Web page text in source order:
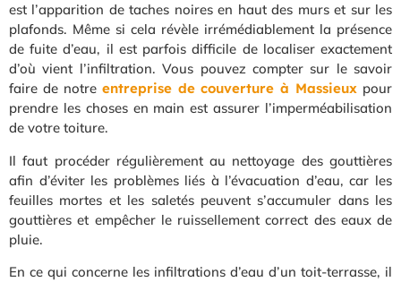
est l’apparition de taches noires en haut des murs et sur les
plafonds. Même si cela révèle irrémédiablement la présence
de fuite d’eau, il est parfois difficile de localiser exactement
d’où vient l’infiltration. Vous pouvez compter sur le savoir
faire de notre entreprise de couverture à Massieux pour
prendre les choses en main est assurer l’imperméabilisation
de votre toiture.
Il faut procéder régulièrement au nettoyage des gouttières
afin d’éviter les problèmes liés à l’évacuation d’eau, car les
feuilles mortes et les saletés peuvent s’accumuler dans les
gouttières et empêcher le ruissellement correct des eaux de
pluie.
En ce qui concerne les infiltrations d’eau d’un toit-terrasse, il